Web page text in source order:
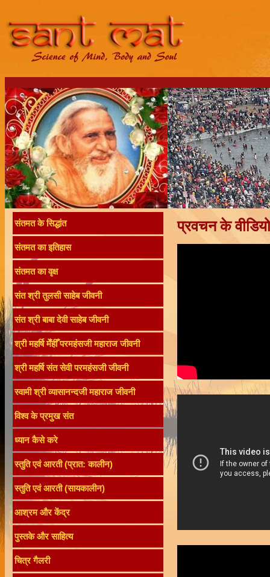
संतमत के सिद्धांत
संतमत का इतिहास
संतमत का वृक्ष
संत श्री तुलसी साहेब जीवनी
संत श्री बाबा देवी साहेब जीवनी
श्री महर्षि मेँहीँ परमहंसजी महाराज जीवनी
श्री महर्षि संत सेवी परमहंसजी जीवनी
स्वामी श्री व्यासानन्दजी महाराज जीवनी
विश्व के प्रमुख संत
ध्यान कैसे करे
स्तुति एवं आरती (प्रात: कालीन)
स्तुति एवं आरती (सायकालीन)
आश्रम और केंद्र
पुस्तके और साहित्य
चित्र गैलरी
प्रवचन के वीडियो